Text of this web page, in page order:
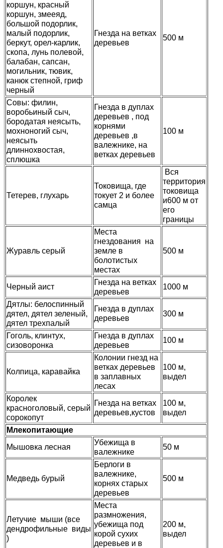
коршун, красный
коршун, змееяд,
большой подорлик,
малый подорлик,
беркут, орел-карлик,
скопа, лунь полевой,
балабан, сапсан,
могильник, тювик,
канюк степной, гриф
черный
Гнезда на ветках
деревьев
500 м
Совы: филин,
воробьиный сыч,
бородатая неясыть,
мохноногий сыч,
неясыть
длиннохвостая,
сплюшка
Гнезда в дуплах
деревьев , под
корнями
деревьев ,в
валежнике, на
ветках деревьев
100 м
Тетерев, глухарь
Токовища, где
токует 2 и более
самца
Вся
территория
токовища
и600 м от
его
границы
Журавль серый
Места
гнездования на
земле в
болотистых
местах
500 м
Черный аист
Гнезда на ветках
деревьев
1000 м
Дятлы: белоспинный
дятел, дятел зеленый,
дятел трехпалый
Гнезда в дуплах
деревьев
300 м
Гоголь, клинтух,
сизоворонка
Гнезда в дуплах
деревьев
100 м
Колпица, каравайка
Колонии гнезд на
ветках деревьев
в заплавных
лесах
100 м,
выдел
Королек
красноголовый, серый
сорокопут
Гнезда на ветках
деревьев,кустов
100 м,
выдел
Млекопитающие
Мышовка лесная
Убежища в
валежнике
50 м
Медведь бурый
Берлоги в
валежнике,
корнях старых
деревьев
500 м
Летучие мыши (все
дендрофильные виды
)
Места
размножения,
убежища под
корой сухих
деревьев и в
200 м,
выдел